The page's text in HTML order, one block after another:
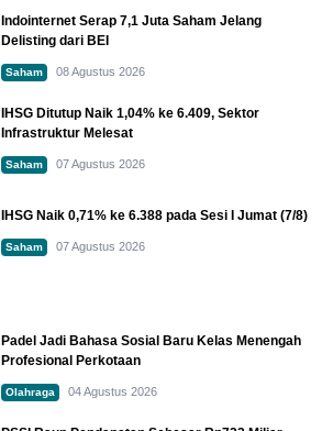
Indointernet Serap 7,1 Juta Saham Jelang
Delisting dari BEI
Saham 08 Agustus 2026
IHSG Ditutup Naik 1,04% ke 6.409, Sektor
Infrastruktur Melesat
Saham 07 Agustus 2026
IHSG Naik 0,71% ke 6.388 pada Sesi I Jumat (7/8)
Saham 07 Agustus 2026
Padel Jadi Bahasa Sosial Baru Kelas Menengah
Profesional Perkotaan
Olahraga 04 Agustus 2026